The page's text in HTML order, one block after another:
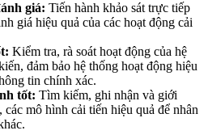
giá: Tiến hành khảo sát trực tiếp
giá hiệu quả của các hoạt động cải
Kiểm tra, rà soát hoạt động của hệ
đảm bảo hệ thống hoạt động hiệu
tin chính xác.
tốt: Tìm kiếm, ghi nhận và giới
các mô hình cải tiến hiệu quả để nhân